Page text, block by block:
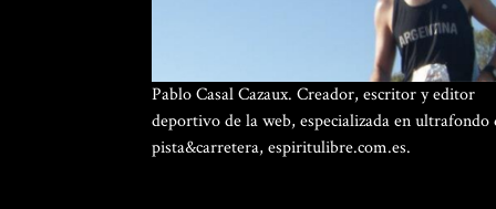
Pablo Casal Cazaux. Creador, escritor y editor
deportivo de la web, especializada en ultrafondo
pista&carretera, espiritulibre.com.es.